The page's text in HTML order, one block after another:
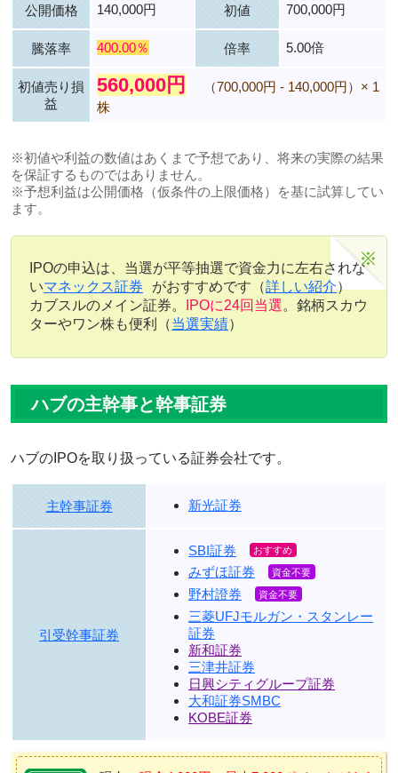
公開価格 140,000円 初値 700,000円
騰落率 400.00％ 倍率 5.00倍
初値売り損
益
560,000円
（700,000円 - 140,000円）× 1
株
※初値や利益の数値はあくまで予想であり、将来の実際の結果
を保証するものではありません。
※予想利益は公開価格（仮条件の上限価格）を基に試算してい
ます。
IPOの申込は、当選が平等抽選で資金力に左右されな
いマネックス証券 がおすすめです（詳しい紹介）
カブスルのメイン証券。
IPOに24回当選。銘柄スカウ
ターやワン株も便利（当選実績）
ハブの主幹事と幹事証券
ハブのIPOを取り扱っている証券会社です。
主幹事証券 新光証券
引受幹事証券
SBI証券
みずほ証券
野村證券
三菱UFJモルガン・スタンレー
証券
新和証券
三津井証券
日興シティグループ証券
大和証券SMBC
KOBE証券